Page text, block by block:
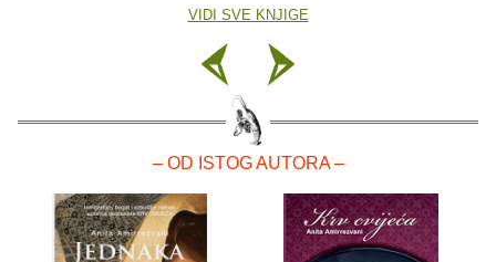
VIDI SVE KNJIGE
– OD ISTOG AUTORA –